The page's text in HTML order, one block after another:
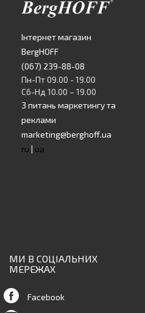
Інтернет магазин
BergHOFF
(067) 239-88-08
Пн-Пт 09.00 - 19.00
Сб-Нд 10.00 – 19.00
З питань маркетингу та
реклами
marketing@berghoff.ua
ru | ua
МИ В СОЦІАЛЬНИХ
МЕРЕЖАХ
Facebook